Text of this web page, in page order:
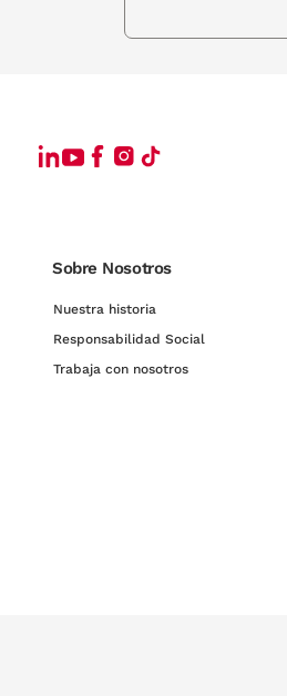
Sobre Nosotros
Nuestra historia
Responsabilidad Social
Trabaja con nosotros